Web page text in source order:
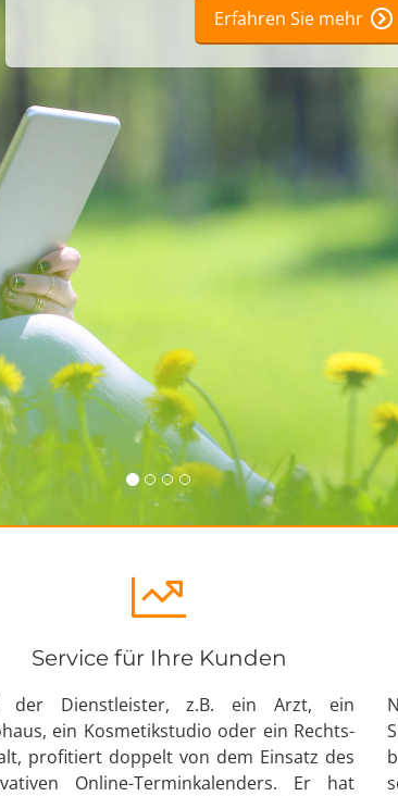
Erfahren Sie mehr
Service für Ihre Kunden
der Dienst­leister, z.B. ein Arzt, ein
ein Kosmetik­studio oder ein Rechts­
profitiert doppelt von dem Einsatz des
Online-Termin­kalenders. Er hat